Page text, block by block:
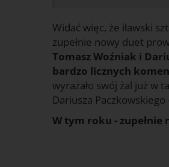
Widać więc, że iławski
zupełnie nowy duet
Tomasz Woźniak i
bardzo licznych
wyrażało swój żal już w
Dariusza
W tym roku - zupełnie